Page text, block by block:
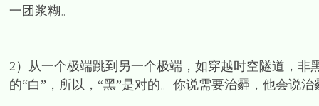
一团浆糊。
2）从一个极端跳到另一个极端，如穿越时空隧道，非
的“白”，所以，“黑”是对的。你说需要治霾，他会说